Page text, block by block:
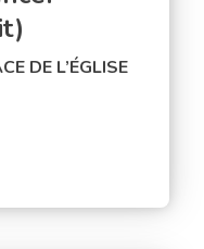
DE L’ÉGLISE